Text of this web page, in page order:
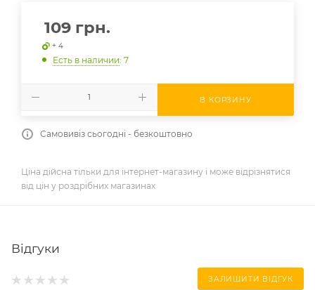
109 грн.
+ 4
Есть в наличии: 7
В КОРЗИНУ
Самовивіз сьогодні - безкоштовно
Ціна дійсна тільки для інтернет-магазину і може відрізнятися
від цін у роздрібних магазинах
Відгуки
ЗАЛИШИТИ ВІДГУК